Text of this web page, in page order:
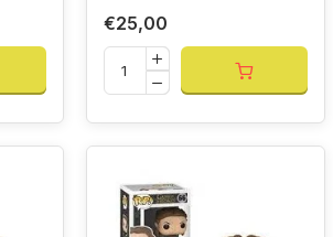
€25,00